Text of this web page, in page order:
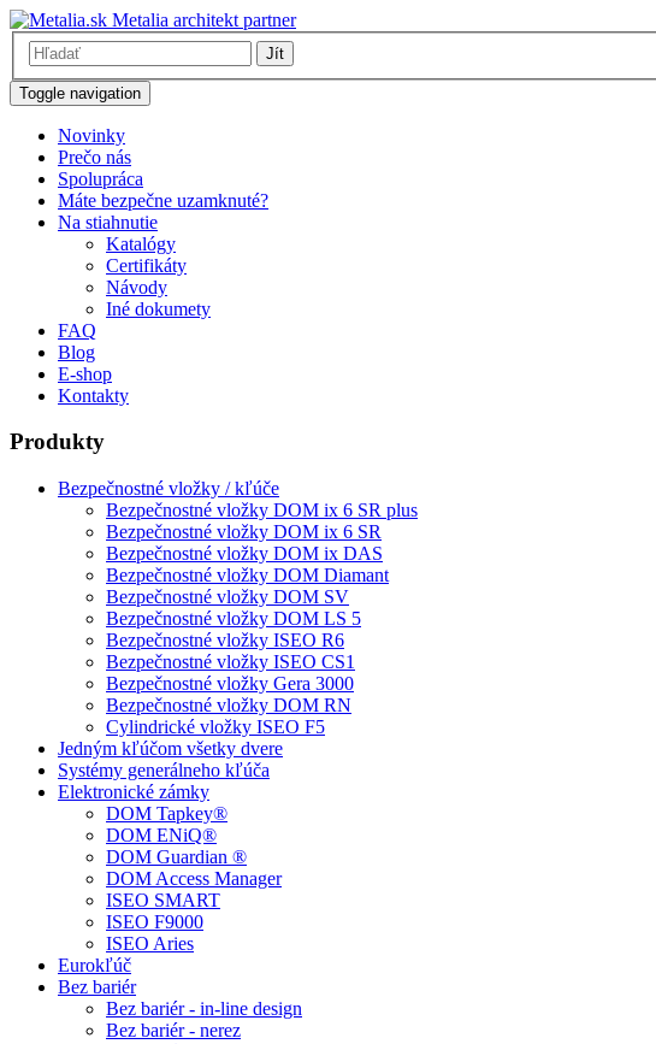
Metalia architekt partner
Jít
Toggle navigation
Novinky
Prečo nás
Spolupráca
Máte bezpečne uzamknuté?
Na stiahnutie
Katalógy
Certifikáty
Návody
Iné dokumety
FAQ
Blog
E-shop
Kontakty
Produkty
Bezpečnostné vložky / kľúče
Bezpečnostné vložky DOM ix 6 SR plus
Bezpečnostné vložky DOM ix 6 SR
Bezpečnostné vložky DOM ix DAS
Bezpečnostné vložky DOM Diamant
Bezpečnostné vložky DOM SV
Bezpečnostné vložky DOM LS 5
Bezpečnostné vložky ISEO R6
Bezpečnostné vložky ISEO CS1
Bezpečnostné vložky Gera 3000
Bezpečnostné vložky DOM RN
Cylindrické vložky ISEO F5
Jedným kľúčom všetky dvere
Systémy generálneho kľúča
Elektronické zámky
DOM Tapkey®
DOM ENiQ®
DOM Guardian ®
DOM Access Manager
ISEO SMART
ISEO F9000
ISEO Aries
Eurokľúč
Bez bariér
Bez bariér - in-line design
Bez bariér - nerez